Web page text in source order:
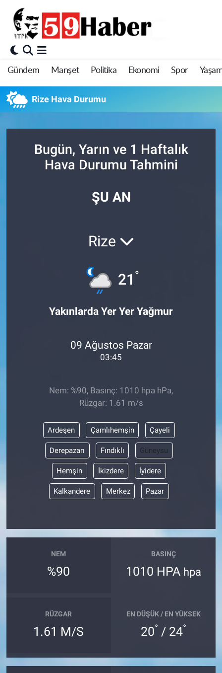
Gündem Manşet Politika Ekonomi Spor
Rize Hava Durumu
Bugün, Yarın ve 1 Haftalık
Hava Durumu Tahmini
ŞU AN
Rize
21 °
Yakınlarda Yer Yer Yağmur
09 Ağustos Pazar
03:45
Nem: %90, Basınç: 1010 hpa hPa,
Rüzgar: 1.61 m/s
Ardeşen Çamlıhemşin Çayeli
Derepazarı Fındıklı Güneysu
Hemşin İkizdere İyidere
Kalkandere Merkez Pazar
NEM
%90
BASINÇ
1010 HPA hpa
RÜZGAR
1.61 M/S
EN DÜŞÜK / EN YÜKSEK
20° / 24°